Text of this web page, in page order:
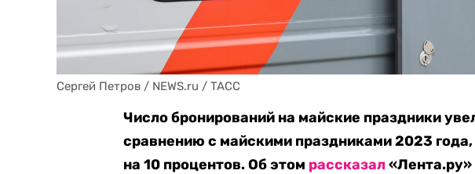
Сергей Петров / NEWS.ru / TACC
Число бронирований на майские праздники
сравнению с майскими праздниками 2023
на 10 процентов. Об этом рассказал«Лента.ру»